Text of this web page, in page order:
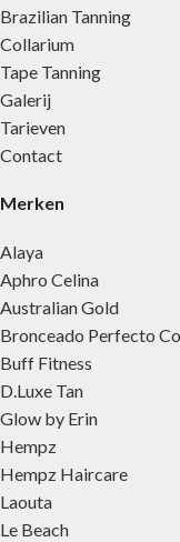
Brazilian Tanning
Collarium
Tape Tanning
Galerij
Tarieven
Contact
Merken
Alaya
Aphro Celina
Australian Gold
Bronceado Perfecto
Buff Fitness
D.Luxe Tan
Glow by Erin
Hempz
Hempz Haircare
Laouta
Le Beach